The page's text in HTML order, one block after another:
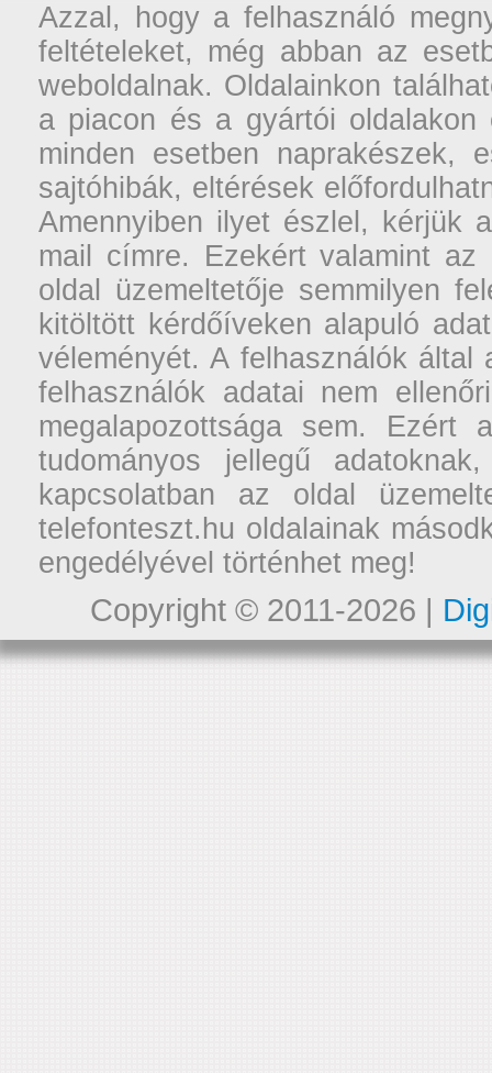
Azzal, hogy a felhasználó
feltételeket, még abban az
weboldalnak. Oldalainkon
a piacon és a gyártói oldalakon
minden esetben naprakészek,
sajtóhibák, eltérések
Amennyiben ilyet észlel, kérjük
mail címre. Ezekért valamint
oldal üzemeltetője semmilyen
kitöltött kérdőíveken alapuló
véleményét. A felhasználók
felhasználók adatai nem
megalapozottsága sem. Ezért
tudományos jellegű
kapcsolatban az oldal
telefonteszt.hu oldalainak
engedélyével történhet meg!
Copyright © 2011-2026 |